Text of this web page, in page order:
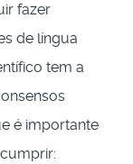
fazer
de língua
tem a
é importante